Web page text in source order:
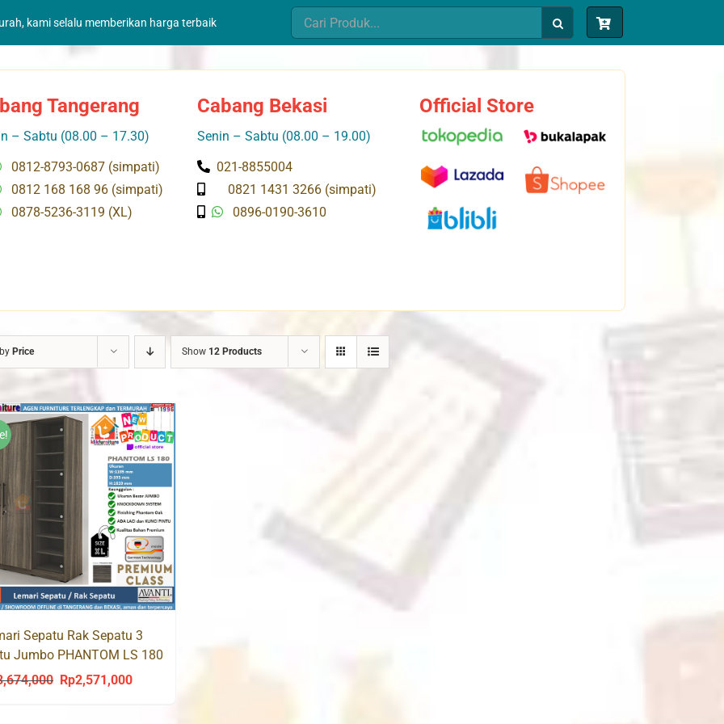
kami selalu memberikan harga terbaik
Search
for:
Tangerang
– Sabtu (08.00 – 17.30)
0812-8793-0687 (simpati)
0812 168 168 96 (simpati)
0878-5236-3119 (XL)
Cabang Bekasi
Senin – Sabtu (08.00 – 19.00)
021-8855004
0821 1431 3266 (simpati)
0896-0190-3610
Official Store
Price Show 12 Products
Sepatu Rak Sepatu 3
Jumbo PHANTOM LS 180
Original
Rp2,571,000Current